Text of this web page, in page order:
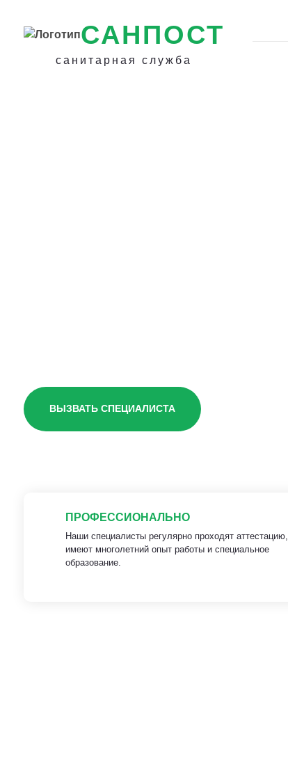
САНПОСТ
санитарная служба
ВЫЗВАТЬ СПЕЦИАЛИСТА
ПРОФЕССИОНАЛЬНО
Наши специалисты регулярно проходят аттестацию,
имеют многолетний опыт работы и специальное
образование.